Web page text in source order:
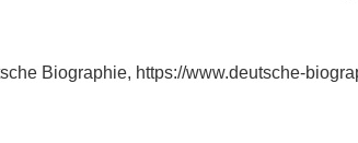
Biographie, https://www.deutsche-